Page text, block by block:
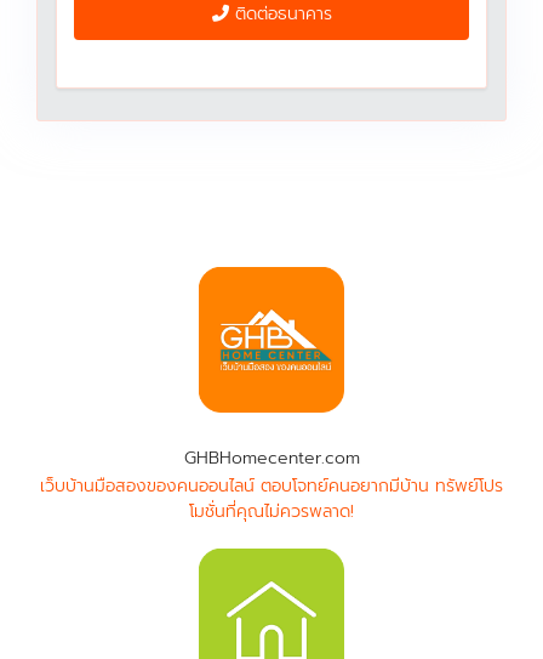
ติดต่อธนาคาร
GHBHomecenter.com
เว็บบ้านมือสองของคนออนไลน์ ตอบโจทย์คนอยากมีบ้าน ทรัพย์โปร
โมชั่นที่คุณไม่ควรพลาด!